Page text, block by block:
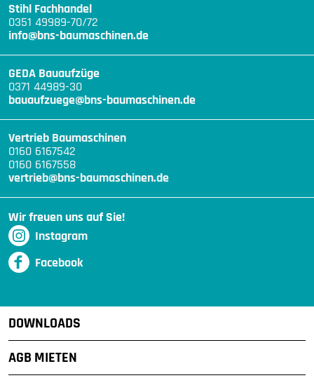
Stihl Fachhandel
0351 49989-70/72
info@bns-baumaschinen.de
GEDA Bauaufzüge
0371 44989-30
bauaufzuege@bns-baumaschinen.de
Vertrieb Baumaschinen
0160 6167542
0160 6167558
vertrieb@bns-baumaschinen.de
Wir freuen uns auf Sie!
Instagram
Facebook
DOWNLOADS
AGB MIETEN